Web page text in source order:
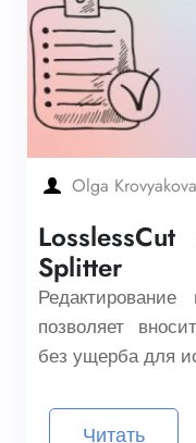
Olga Krovyakova
Splitter
позволяет
без ущерба для
Читать